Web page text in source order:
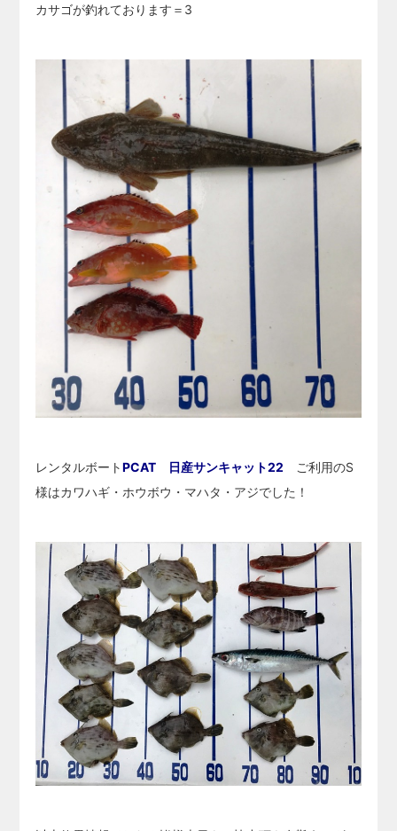
カサゴが釣れております＝3
レンタルボートPCAT 日産サンキャット22 ご利用のS
様はカワハギ・ホウボウ・マハタ・アジでした！